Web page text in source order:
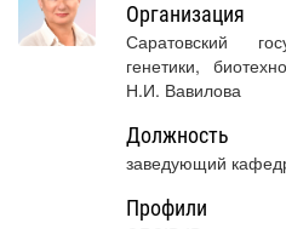
Организация
Саратовский
генетики,
Н.И. Вавилова
Должность
заведующий
Профили